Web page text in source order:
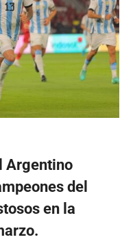
Argentino
del
en la